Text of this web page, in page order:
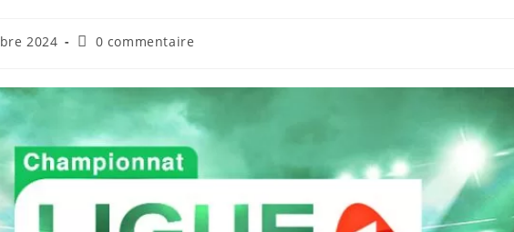
2024
Commentaires
publication :
0 commentaire